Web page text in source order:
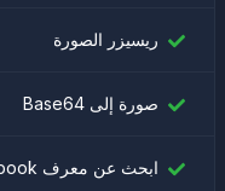
ريسيزر الصورة
صورة إلى Base64
ابحث عن معرف Facebook